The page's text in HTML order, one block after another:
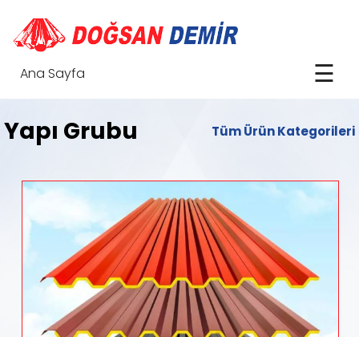
Ana Sayfa ☰
Yapı Grubu Tüm Ürün Kategorileri